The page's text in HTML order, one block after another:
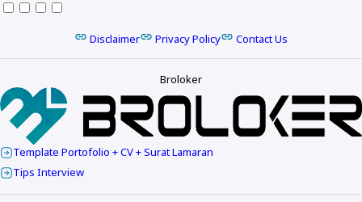
Disclaimer Privacy Policy Contact Us
Broloker
Template Portofolio + CV + Surat Lamaran
Tips Interview